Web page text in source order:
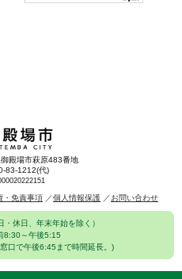
殿場市萩原483番地
83-1212(代)
・免責事項 個人情報保護 お問い合わせ
休日、年末年始を除く）
8:30～午後5:15
口で午後6:45まで時間延長。)